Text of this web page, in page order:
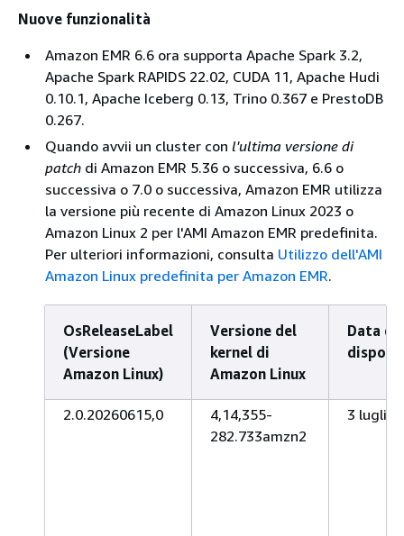
Nuove funzionalità
Amazon EMR 6.6 ora supporta Apache Spark 3.2,
Apache Spark RAPIDS 22.02, CUDA 11, Apache Hudi
0.10.1, Apache Iceberg 0.13, Trino 0.367 e PrestoDB
0.267.
Quando avvii un cluster con l'ultima versione di
patch di Amazon EMR 5.36 o successiva, 6.6 o
successiva o 7.0 o successiva, Amazon EMR utilizza
la versione più recente di Amazon Linux 2023 o
Amazon Linux 2 per l'AMI Amazon EMR predefinita.
Per ulteriori informazioni, consulta Utilizzo dell'AMI
Amazon Linux predefinita per Amazon EMR.
OsReleaseLabel
(Versione
Amazon Linux)
Versione del
kernel di
Amazon Linux
Data di
2.0.20260615,0
4,14,355-
282.733amzn2
3 luglio